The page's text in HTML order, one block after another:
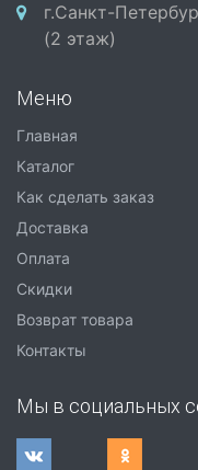
г.Санкт-
(2 этаж)
Меню
Главная
Каталог
Как сделать заказ
Доставка
Оплата
Скидки
Возврат товара
Контакты
Мы в социальных